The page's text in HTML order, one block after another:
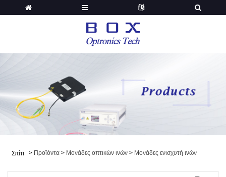
Σπίτι > Προϊόντα > Μονάδες οπτικών ινών > Μονάδες ενισχυτή ινών